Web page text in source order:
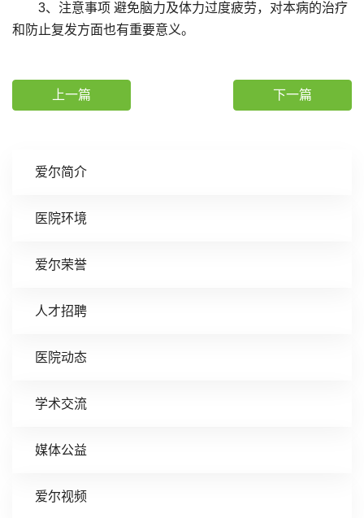
爱尔简介
医院环境
爱尔荣誉
人才招聘
医院动态
学术交流
媒体公益
爱尔视频
3、注意事项 避免脑力及体力过度疲劳，对本病的治疗
和防止复发方面也有重要意义。
上一篇 下一篇